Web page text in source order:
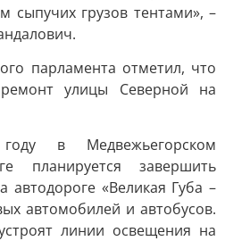
сыпучих грузов тентами», –
парламента отметил, что
улицы Северной на
в Медвежьегорском
планируется завершить
автодороге «Великая Губа –
автомобилей и автобусов.
линии освещения на